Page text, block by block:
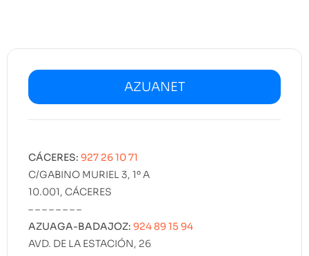
AZUANET
CÁCERES: 927 26 10 71
C/GABINO MURIEL 3, 1º A
10.001, CÁCERES
– – – – – – – –
AZUAGA-BADAJOZ: 924 89 15 94
AVD. DE LA ESTACIÓN, 26